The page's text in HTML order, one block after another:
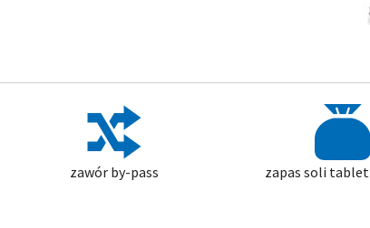
zawór by-pass zapas soli